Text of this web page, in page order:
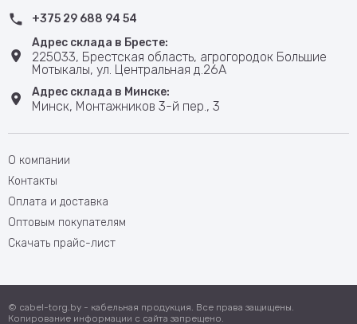
+375 29 688 94 54
Адрес склада в Бресте:
225033, Брестская область, агрогородок Большие
Мотыкалы, ул. Центральная д.26А
Адрес склада в Минске:
Минск, Монтажников 3-й пер., 3
О компании
Контакты
Оплата и доставка
Оптовым покупателям
Скачать прайс-лист
© cabel-torg.by - кабельная продукция. Все права защищены.
Копирование информации с сайта запрещено.